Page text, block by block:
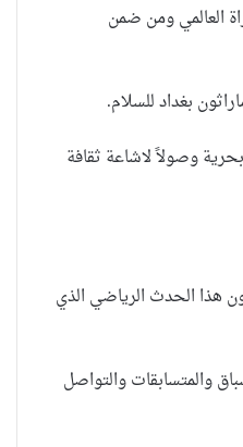
العالمي ومن ضمن
وصولاً لاشاعة ثقافة
هذا الحدث الرياضي الذي
والمتسابقات والتواصل